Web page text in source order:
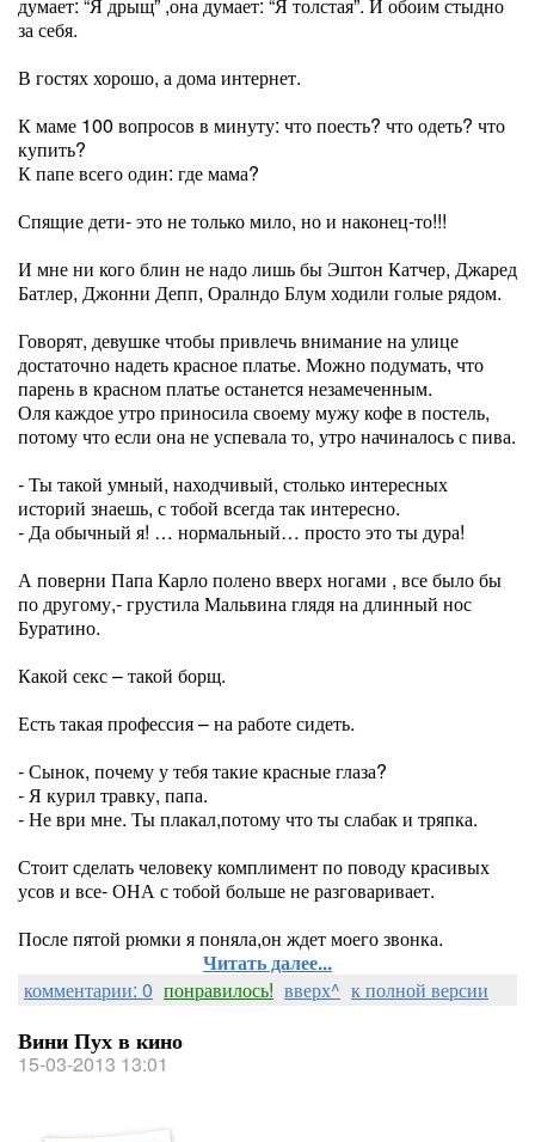
за себя.
В гостях хорошо, а дома интернет.
К маме 100 вопросов в минуту: что поесть? что одеть? что
купить?
К папе всего один: где мама?
Спящие дети- это не только мило, но и наконец-то!!!
И мне ни кого блин не надо лишь бы Эштон Катчер, Джаред
Батлер, Джонни Депп, Оралндо Блум ходили голые рядом.
Говорят, девушке чтобы привлечь внимание на улице
достаточно надеть красное платье. Можно подумать, что
парень в красном платье останется незамеченным.
Оля каждое утро приносила своему мужу кофе в постель,
потому что если она не успевала то, утро начиналось с пива.
- Ты такой умный, находчивый, столько интересных
историй знаешь, с тобой всегда так интересно.
- Да обычный я! … нормальный… просто это ты дура!
А поверни Папа Карло полено вверх ногами , все было бы
по другому,- грустила Мальвина глядя на длинный нос
Буратино.
Какой секс – такой борщ.
Есть такая профессия – на работе сидеть.
- Сынок, почему у тебя такие красные глаза?
- Я курил травку, папа.
- Не ври мне. Ты плакал,потому что ты слабак и тряпка.
Стоит сделать человеку комплимент по поводу красивых
усов и все- ОНА с тобой больше не разговаривает.
После пятой рюмки я поняла,он ждет моего звонка.
Читать далее...
комментарии: 0 понравилось! вверх^ к полной версии
Вини Пух в кино
15-03-2013 13:01